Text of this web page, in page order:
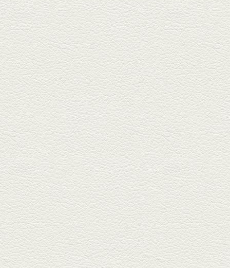
た「創作ダイニング真」へ。暑
い夏...
2025年6月13日放送
ﾊﾓの季節野菜あんかけ＆
どんぐりﾎﾟｰｸ西京焼き
西銀座通り、若き和の料理人の
名店「旬味こさか」で夏の味を
堪能...
2025年5月23日放送
明太もちチーズもんじゃ
銀座中通りで深夜３時まで営業
している「もんじゃ焼きかめの
や」...
2025年5月2日放送
ミックス水餃子＆麻婆豆
腐
新水前寺駅そばの人気店「中華
料理 福来亭」へ。「しろ」ロッ
ク...
2025年4月11日放送
きびなごの塩焼き＆黒豚
しゃぶしゃぶ
春の[熊本屋台村]で昼飲みの刻。